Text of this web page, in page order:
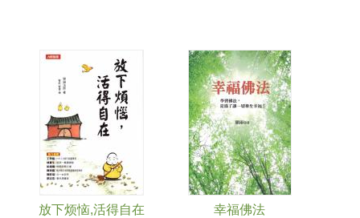
放下烦恼,活得自在 幸福佛法